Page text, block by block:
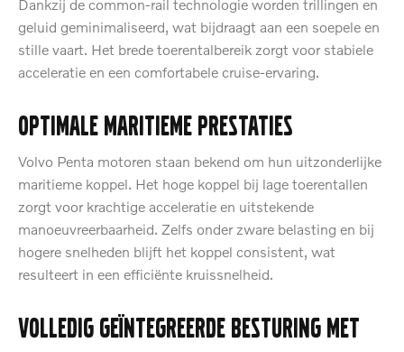
Dankzij de common-rail technologie worden trillingen en
geluid geminimaliseerd, wat bijdraagt aan een soepele en
stille vaart. Het brede toerentalbereik zorgt voor stabiele
acceleratie en een comfortabele cruise-ervaring.
Optimale maritieme prestaties
Volvo Penta motoren staan bekend om hun uitzonderlijke
maritieme koppel. Het hoge koppel bij lage toerentallen
zorgt voor krachtige acceleratie en uitstekende
manoeuvreerbaarheid. Zelfs onder zware belasting en bij
hogere snelheden blijft het koppel consistent, wat
resulteert in een efficiënte kruissnelheid.
Volledig geïntegreerde besturing met